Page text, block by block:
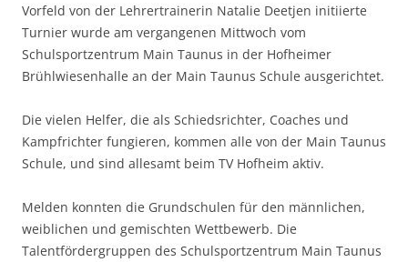
Vorfeld von der Lehrertrainerin Natalie Deetjen initiierte
Turnier wurde am vergangenen Mittwoch vom
Schulsportzentrum Main Taunus in der Hofheimer
Brühlwiesenhalle an der Main Taunus Schule ausgerichtet.
Die vielen Helfer, die als Schiedsrichter, Coaches und
Kampfrichter fungieren, kommen alle von der Main Taunus
Schule, und sind allesamt beim TV Hofheim aktiv.
Melden konnten die Grundschulen für den männlichen,
weiblichen und gemischten Wettbewerb. Die
Talentfördergruppen des Schulsportzentrum Main Taunus